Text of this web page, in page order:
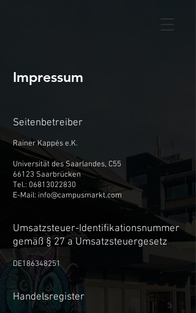
Impressum
Seitenbetreiber
Rainer Kappés e.K.
Universität des Saarlandes, C55
66123 Saarbrücken​
Tel.: 06813022830
E-Mail: info@campusmarkt.com
Umsatzsteuer-Identifikationsnummer
gemäß § 27 a Umsatzsteuergesetz
DE186348251
Handelsregister